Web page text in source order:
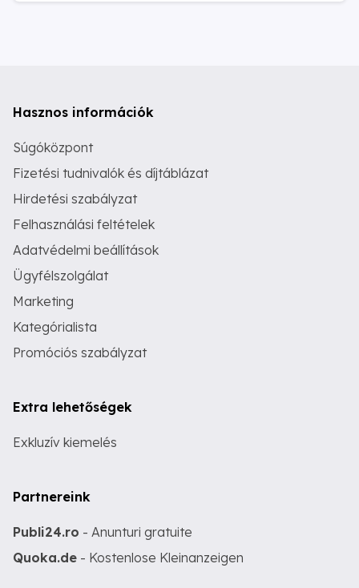
Hasznos információk
Súgóközpont
Fizetési tudnivalók és díjtáblázat
Hirdetési szabályzat
Felhasználási feltételek
Adatvédelmi beállítások
Ügyfélszolgálat
Marketing
Kategórialista
Promóciós szabályzat
Extra lehetőségek
Exkluzív kiemelés
Partnereink
Publi24.ro - Anunturi gratuite
Quoka.de - Kostenlose Kleinanzeigen